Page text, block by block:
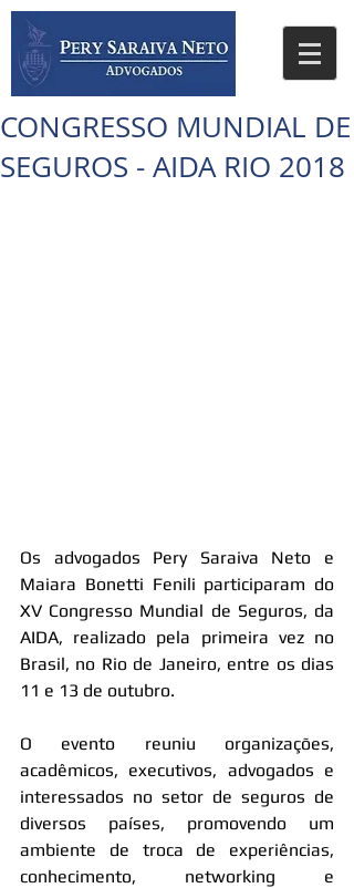
CONGRESSO MUNDIAL DE
SEGUROS - AIDA RIO 2018
Os advogados Pery Saraiva Neto e
Maiara Bonetti Fenili participaram do
XV Congresso Mundial de Seguros, da
AIDA, realizado pela primeira vez no
Brasil, no Rio de Janeiro, entre os dias
11 e 13 de outubro.
O evento reuniu organizações,
acadêmicos, executivos, advogados e
interessados no setor de seguros de
diversos países, promovendo um
ambiente de troca de experiências,
conhecimento, networking e